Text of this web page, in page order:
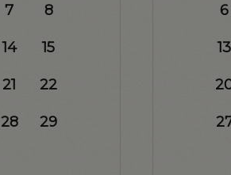
7 8
14 15
21 22
28 29
6
13